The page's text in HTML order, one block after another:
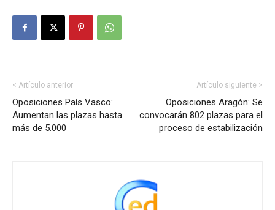
< Artículo anterior
Oposiciones País Vasco:
Aumentan las plazas hasta
más de 5.000
Artículo siguiente >
Oposiciones Aragón: Se
convocarán 802 plazas para el
proceso de estabilización